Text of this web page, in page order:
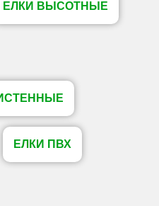
ЕЛКИ ВЫСОТНЫЕ
ЕЛКИ ПВХ